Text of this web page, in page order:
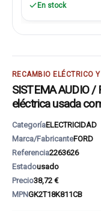
En stock
RECAMBIO ELÉCTRICO
SISTEMA AUDIO /
eléctrica usada
CategoríaELECTRICIDAD
Marca/FabricanteFORD
Referencia2263626
Estadousado
Precio38,72 €
MPNGK2T18K811CB